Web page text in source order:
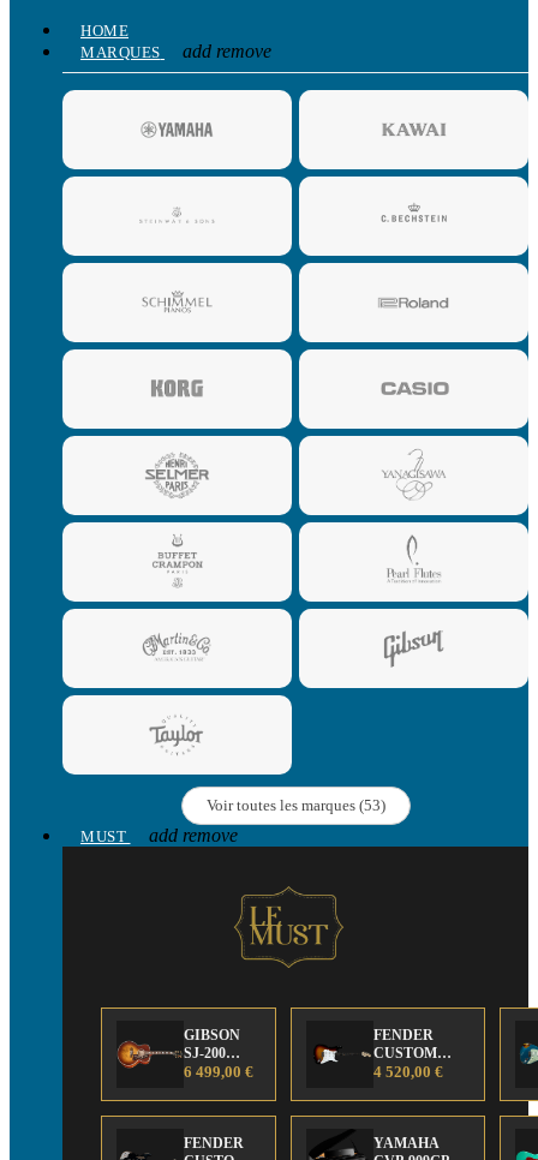
HOME
MARQUES
add remove
Voir toutes les marques (53)
MUST
add remove
GIBSON
SJ-200
Anniversary
Edition
6 499,00 €
FENDER
CUSTOM
SHOP Strat 63'
4 520,00 €
FENDER
YAMAHA